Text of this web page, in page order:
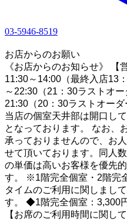
03-5946-8519
お店からのお願い
《お店からのお知らせ》
11:30～14:00（最終入店13
～22:30（21：30ラスト
21:30（20：30ラストオーダ
当店の個室天井部は開口し
となっております。 なお、
承っておりませんので、お
せて頂いております。同人
の単価は高いお客様を優先
す。 ※1階完全個室・2階完
タイムのご利用に関しまし
す。 ◆1階完全個室：
【お席のご利用時間に関し